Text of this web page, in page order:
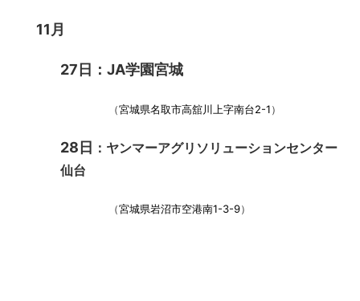
11月
27日：JA学園宮城
（宮城県名取市高舘川上字南台2-1）
28日 ：ヤンマーアグリソリューションセンター
仙台
（宮城県岩沼市空港南1-3-9）